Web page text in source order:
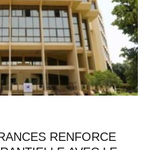
RENFORCE